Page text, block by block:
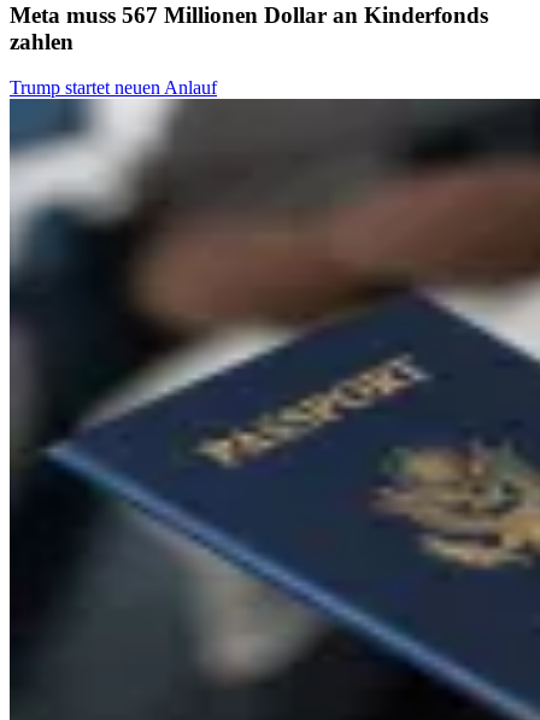
Meta muss 567 Millionen Dollar an Kinderfonds
zahlen
Trump startet neuen Anlauf